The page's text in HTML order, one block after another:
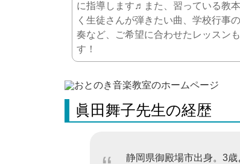
に指導します♬また、習っている教
く生徒さんが弾きたい曲、学校行事
奏など、ご希望に合わせたレッスン
す！
眞田舞子先生の経歴
静岡県御殿場市出身。3